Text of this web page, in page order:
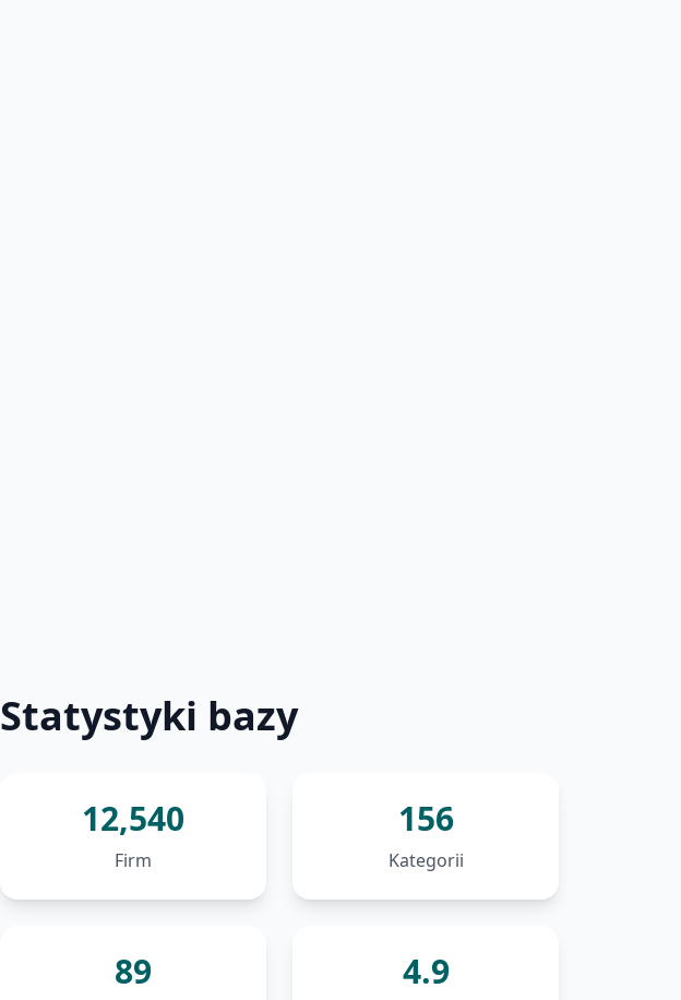
Statystyki bazy
12,540
Firm
156
Kategorii
89 4.9